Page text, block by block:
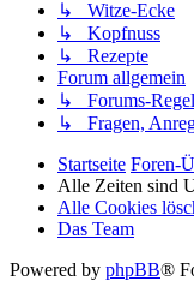
↳ Witze-Ecke
↳ Kopfnuss
↳ Rezepte
Forum allgemein
↳ Forums-
↳ Fragen,
Startseite Foren-
Alle Zeiten sind
Alle Cookies
Das Team
Powered by phpBB®